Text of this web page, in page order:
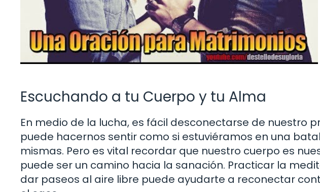
Escuchando a tu Cuerpo y tu Alma
En medio de la lucha, es fácil desconectarse de nuestro
puede hacernos sentir como si estuviéramos en una
mismas. Pero es vital recordar que nuestro cuerpo es
puede ser un camino hacia la sanación. Practicar la
dar paseos al aire libre puede ayudarte a reconectar